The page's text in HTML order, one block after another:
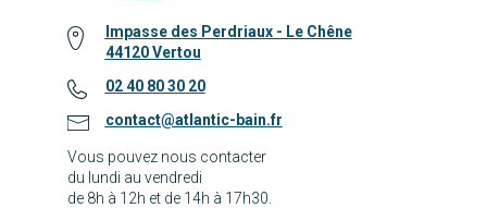
Impasse des Perdriaux - Le Chêne
44120 Vertou
02 40 80 30 20
contact@atlantic-bain.fr
Vous pouvez nous contacter
du lundi au vendredi
de 8h à 12h et de 14h à 17h30.